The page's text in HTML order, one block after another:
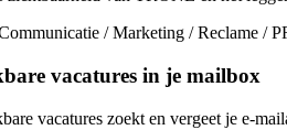
/ Marketing / Reclame /
vacatures in je mailbox
vacatures zoekt en vergeet je e-